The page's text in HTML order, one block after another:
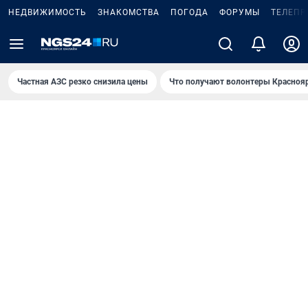
НЕДВИЖИМОСТЬ ЗНАКОМСТВА ПОГОДА ФОРУМЫ
Частная АЗС резко снизила цены Что получают волонтеры